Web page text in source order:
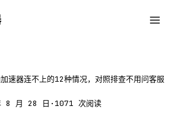
速器连不上的12种情况，对照排查不用问客服
8 月 28 日 · 1071 次阅读